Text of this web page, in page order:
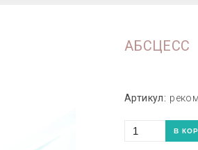
АБСЦЕСС
Артикул: